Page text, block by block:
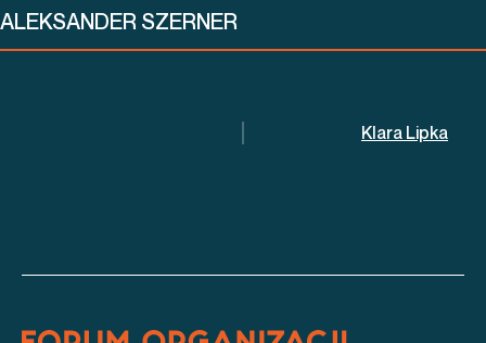
ALEKSANDER SZERNER
Klara Lipka